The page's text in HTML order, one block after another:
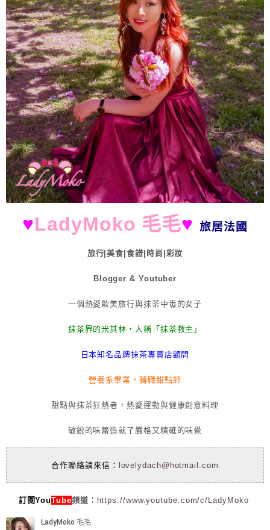
♥LadyMoko 毛毛♥ 旅居法國
旅行|美食|食譜|時尚|彩妝
Blogger & Youtuber
一個熱愛歐美旅行與抹茶中毒的女子
抹茶界的米其林，人稱「抹茶教主」
日本知名品牌抹茶專賣店顧問
營養系畢業，轉職甜點師
甜點與抹茶狂熱者，熱愛運動與健康創意料理
敏銳的味蕾造就了嚴格又精確的味覺
合作聯絡請來信： lovelydach@hotmail.com
訂閱YouTube頻道： https://www.youtube.com/c/LadyMoko